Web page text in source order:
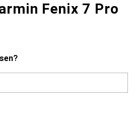
Fenix 7 Pro